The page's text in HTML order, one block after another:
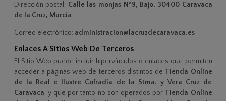
Dirección postal: Calle las monjas Nº9, Bajo. 30400 Caravaca
de la Cruz, Murcia
Correo electrónico: administracion@lacruzdecaravaca.es
Enlaces A Sitios Web De Terceros
El Sitio Web puede incluir hipervínculos o enlaces que permiten
acceder a páginas web de terceros distintos de Tienda Online
de la Real e Ilustre Cofradía de la Stma. y Vera Cruz de
Caravaca, y que por tanto no son operados por Tienda Online